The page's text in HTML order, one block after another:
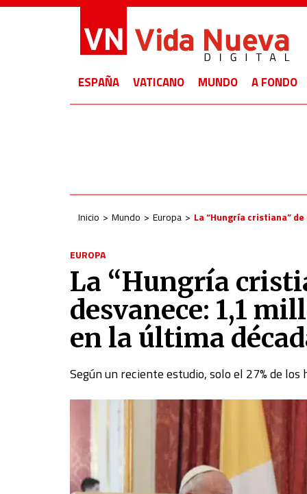
ESPAÑA VATICANO MUNDO A FONDO
Inicio Mundo Europa La “Hungría cristiana”
EUROPA
La “Hungría
desvanece: 1,1
en la última
Según un reciente estudio, solo el 27% de